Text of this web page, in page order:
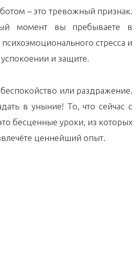
– это тревожный признак.
момент вы пребываете в
стресса и
и защите.
или раздражение.
в уныние! То, что сейчас с
бесценные уроки, из которых
ценнейший опыт.